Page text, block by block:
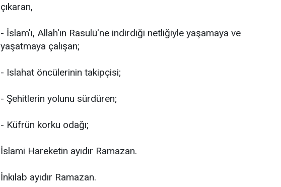
çıkaran,
- İslam'ı, Allah'ın Rasulü'ne indirdiği netliğiyle yaşamaya ve
yaşatmaya çalışan;
- Islahat öncülerinin takipçisi;
- Şehitlerin yolunu sürdüren;
- Küfrün korku odağı;
İslami Hareketin ayıdır Ramazan.
İnkılab ayıdır Ramazan.